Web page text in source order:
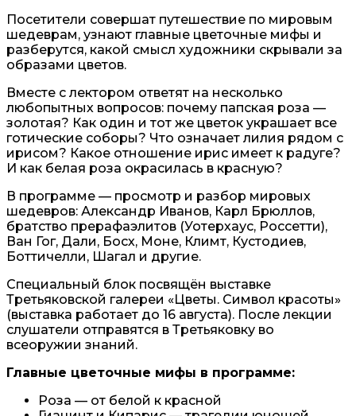
Посетители совершат путешествие по мировым
шедеврам, узнают главные цветочные мифы и
разберутся, какой смысл художники скрывали за
образами цветов.
Вместе с лектором ответят на несколько
любопытных вопросов: почему папская роза —
золотая? Как один и тот же цветок украшает все
готические соборы? Что означает лилия рядом с
ирисом? Какое отношение ирис имеет к радуге?
И как белая роза окрасилась в красную?
В программе — просмотр и разбор мировых
шедевров: Александр Иванов, Карл Брюллов,
братство прерафаэлитов (Уотерхаус, Россетти),
Ван Гог, Дали, Босх, Моне, Климт, Кустодиев,
Боттичелли, Шагал и другие.
Специальный блок посвящён выставке
Третьяковской галереи «Цветы. Символ красоты»
(выставка работает до 16 августа). После лекции
слушатели отправятся в Третьяковку во
всеоружии знаний.
Главные цветочные мифы в программе:
Роза — от белой к красной